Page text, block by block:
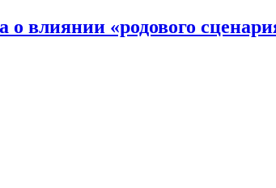
о влиянии «родового